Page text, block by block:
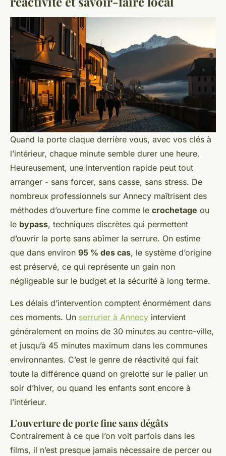
Quand la porte claque derrière vous, avec vos clés à
l’intérieur, chaque minute semble durer une heure.
Heureusement, une intervention rapide peut tout
arranger - sans forcer, sans casse, sans stress. De
nombreux professionnels sur Annecy maîtrisent des
méthodes d’ouverture fine comme le crochetage ou
le bypass, techniques discrètes qui permettent
d’ouvrir la porte sans abîmer la serrure. On estime
que dans environ 95 % des cas, le système d’origine
est préservé, ce qui représente un gain non
négligeable sur le budget et la sécurité à long terme.
Les délais d’intervention comptent énormément dans
ces moments. Un serrurier à Annecy intervient
généralement en moins de 30 minutes au centre-ville,
et jusqu’à 45 minutes maximum dans les communes
environnantes. C’est le genre de réactivité qui fait
toute la différence quand on grelotte sur le palier un
soir d’hiver, ou quand les enfants sont encore à
l’intérieur.
L'ouverture de porte fine sans dégâts
Contrairement à ce que l’on voit parfois dans les
films, il n’est presque jamais nécessaire de percer ou